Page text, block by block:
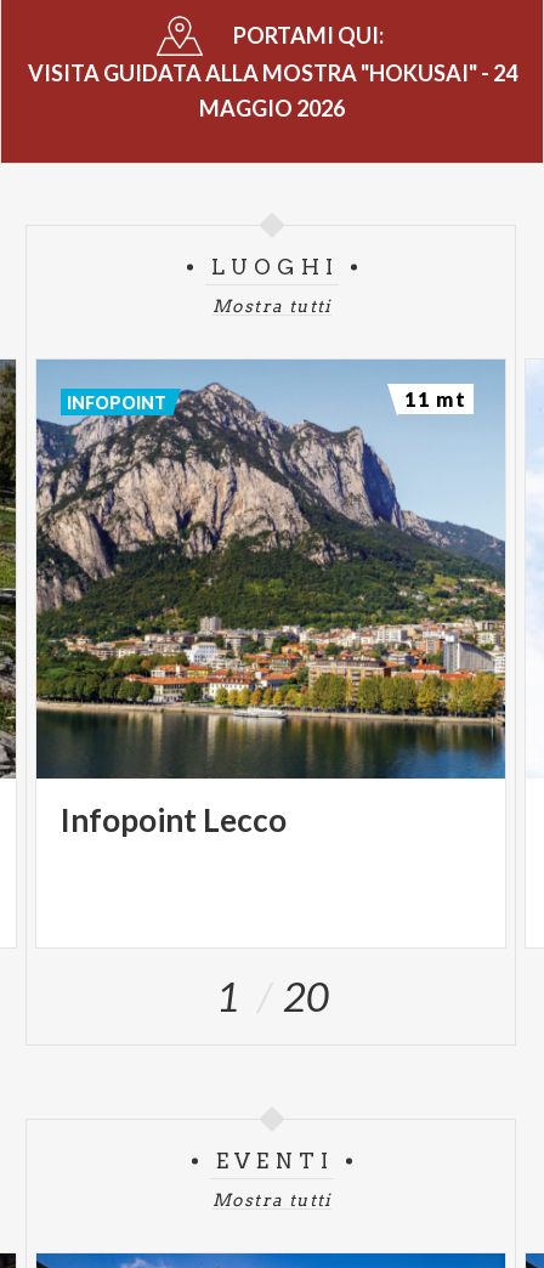
PORTAMI QUI:
VISITA GUIDATA ALLA MOSTRA "HOKUSAI" - 24
MAGGIO 2026
LUOGHI
Mostra tutti
Infopoint Lecco
INFOPOINT 11 mt
1 20
EVENTI
Mostra tutti